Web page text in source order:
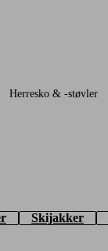
Herresko & -støvler
Skijakker